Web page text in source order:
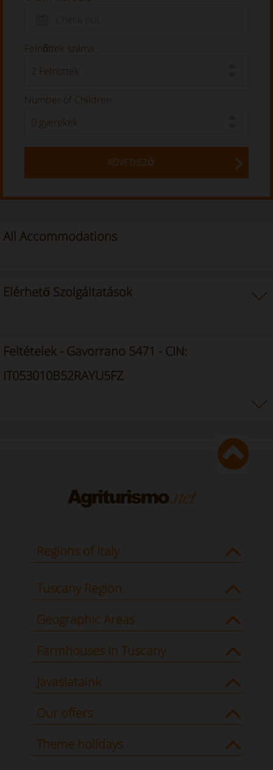
Felnőttek száma
Number of Children
KÖVETKEZŐ
All Accommodations
Elérhető Szolgáltatások
Feltételek - Gavorrano 5471 - CIN:
IT053010B52RAYU5FZ
Regions of Italy
Tuscany Region
Geographic Areas
Farmhouses in Tuscany
Javaslataink
Our offers
Theme holidays